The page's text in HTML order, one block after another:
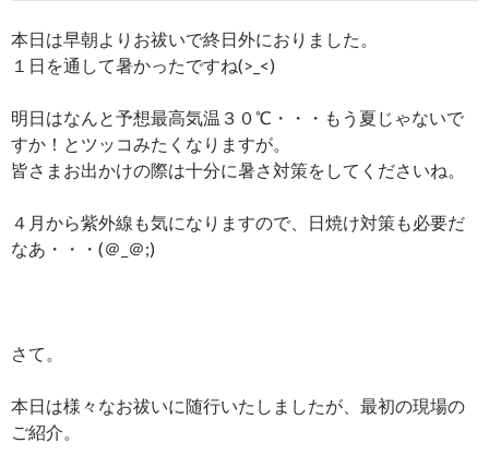
本日は早朝よりお祓いで終日外におりました。
１日を通して暑かったですね(>_<)
明日はなんと予想最高気温３０℃・・・もう夏じゃないで
すか！とツッコみたくなりますが。
皆さまお出かけの際は十分に暑さ対策をしてくださいね。
４月から紫外線も気になりますので、日焼け対策も必要だ
なあ・・・(＠_＠;)
さて。
本日は様々なお祓いに随行いたしましたが、最初の現場の
ご紹介。